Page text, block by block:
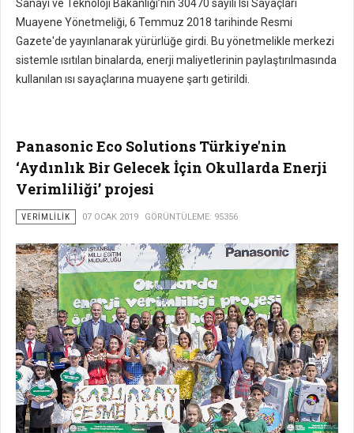
Sanayi ve Teknoloji Bakanlığı’nın 30470 sayılı Isı Sayaçları
Muayene Yönetmeliği, 6 Temmuz 2018 tarihinde Resmi
Gazete'de yayınlanarak yürürlüğe girdi. Bu yönetmelikle merkezi
sistemle ısıtılan binalarda, enerji maliyetlerinin paylaştırılmasında
kullanılan ısı sayaçlarına muayene şartı getirildi.
Panasonic Eco Solutions Türkiye'nin
‘Aydınlık Bir Gelecek İçin Okullarda Enerji
Verimliliği’ projesi
VERIMLILIK 07 OCAK 2019 GÖRÜNTÜLEME: 95356